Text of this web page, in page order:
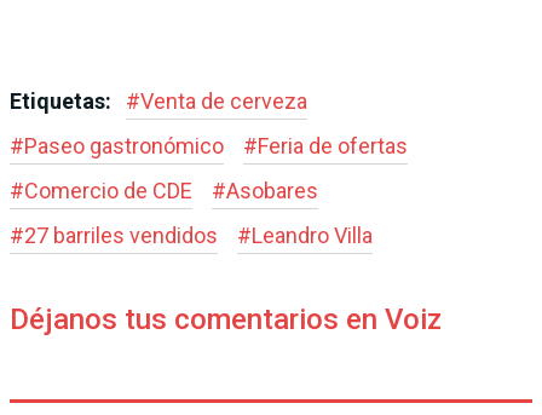
Etiquetas: #Venta de cerveza
#Paseo gastronómico #Feria de ofertas
#Comercio de CDE #Asobares
#27 barriles vendidos #Leandro Villa
Déjanos tus comentarios en Voiz